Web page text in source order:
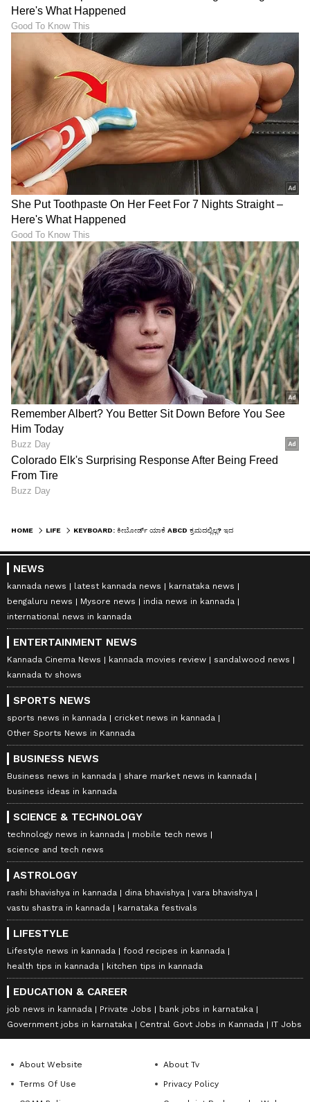
HOME LIFE
NEWS
kannada news latest kannada news
karnataka news
bengaluru news
Mysore news
india news in kannada
international news in kannada
ENTERTAINMENT NEWS
Kannada Cinema News kannada movies review
sandalwood news
kannada tv shows
SPORTS NEWS
sports news in kannada
cricket news in kannada
Other Sports News in Kannada
BUSINESS NEWS
Business news in kannada
share market news in kannada
business ideas in kannada
SCIENCE & TECHNOLOGY
technology news in kannada
mobile tech news
science and tech news
ASTROLOGY
rashi bhavishya in kannada dina bhavishya
vara bhavishya
vastu shastra in kannada
karnataka festivals
LIFESTYLE
Lifestyle news in kannada
food recipes in kannada
health tips in kannada
kitchen tips in kannada
EDUCATION & CAREER
job news in kannada Private Jobs
bank jobs in karnataka
Government jobs in karnataka
Central Govt Jobs in Kannada IT Jobs
About Website
About Tv
Terms Of Use
Privacy Policy